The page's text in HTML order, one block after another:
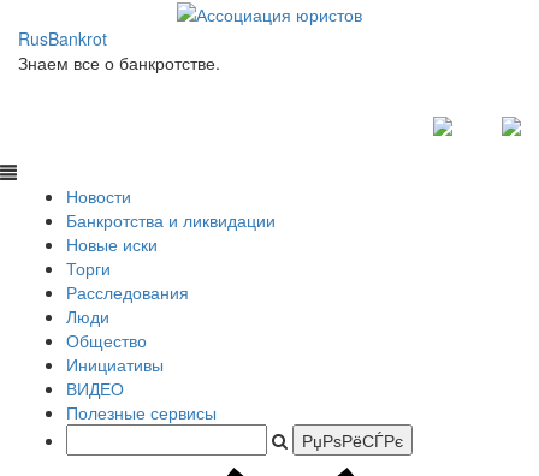
RusBankrot
Знаем все о банкротстве.
Новости
Банкротства и ликвидации
Новые иски
Торги
Расследования
Люди
Общество
Инициативы
ВИДЕО
Полезные сервисы